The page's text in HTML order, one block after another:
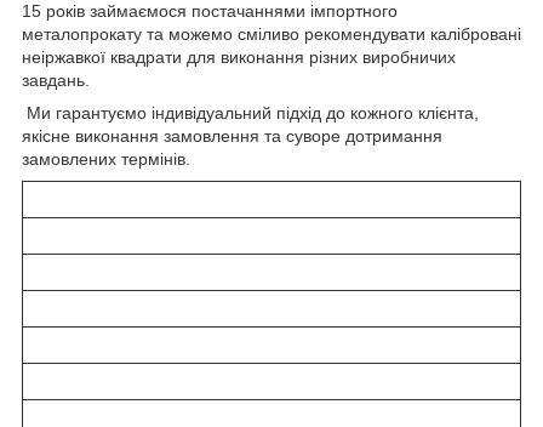
15 років займаємося постачаннями імпортного
металопрокату та можемо сміливо рекомендувати калібровані
неіржавкої квадрати для виконання різних виробничих
завдань.
Ми гарантуємо індивідуальний підхід до кожного клієнта,
якісне виконання замовлення та суворе дотримання
замовлених термінів.